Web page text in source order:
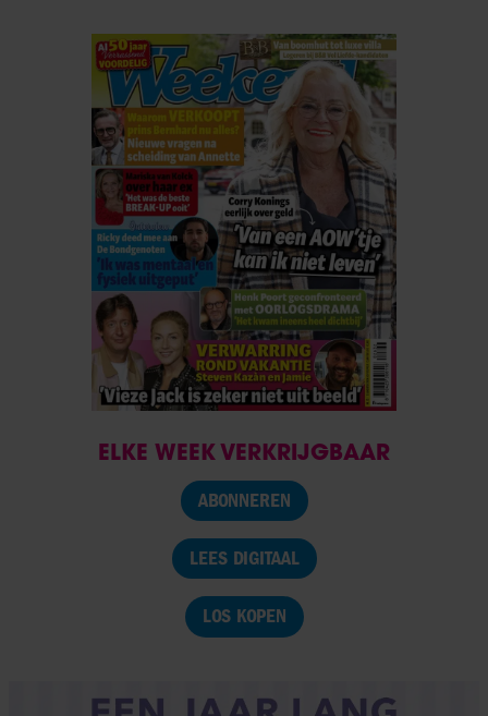
ELKE WEEK VERKRIJGBAAR
ABONNEREN
LEES DIGITAAL
LOS KOPEN